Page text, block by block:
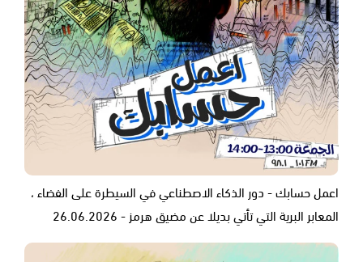
اعمل حسابك - دور الذكاء الاصطناعي في السيطرة على الفضاء ،
المعابر البرية التي تأتي بديلا عن مضيق هرمز - 26.06.2026